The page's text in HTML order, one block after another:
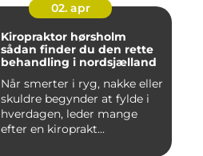
02. apr
Kiropraktor hørsholm
sådan finder du den rette
behandling i nordsjælland
Når smerter i ryg, nakke eller
skuldre begynder at fylde i
hverdagen, leder mange
efter en kiroprakt...